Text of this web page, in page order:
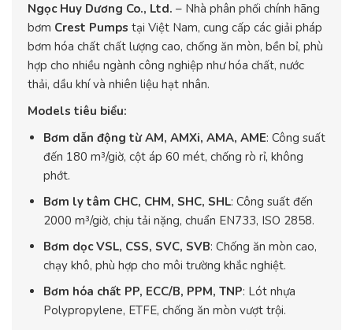
Ngọc Huy Dương Co., Ltd. – Nhà phân phối chính hãng
bơm Crest Pumps tại Việt Nam, cung cấp các giải pháp
bơm hóa chất chất lượng cao, chống ăn mòn, bền bỉ, phù
hợp cho nhiều ngành công nghiệp như hóa chất, nước
thải, dầu khí và nhiên liệu hạt nhân.
Models tiêu biểu:
Bơm dẫn động từ AM, AMXi, AMA, AME: Công suất
đến 180 m³/giờ, cột áp 60 mét, chống rò rỉ, không
phớt.
Bơm ly tâm CHC, CHM, SHC, SHL: Công suất đến
2000 m³/giờ, chịu tải nặng, chuẩn EN733, ISO 2858.
Bơm dọc VSL, CSS, SVC, SVB: Chống ăn mòn cao,
chạy khô, phù hợp cho môi trường khắc nghiệt.
Bơm hóa chất PP, ECC/B, PPM, TNP: Lót nhựa
Polypropylene, ETFE, chống ăn mòn vượt trội.